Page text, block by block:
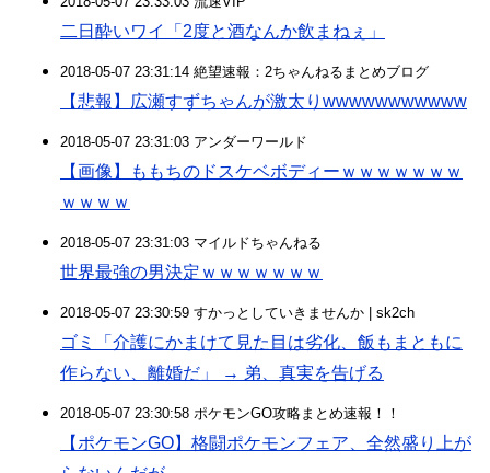
二日酔いワイ「2度と酒なんか飲まねぇ」
2018-05-07 23:31:14 絶望速報：2ちゃんねるまとめブログ
【悲報】広瀬すずちゃんが激太りwwwwwwwwwww
2018-05-07 23:31:03 アンダーワールド
【画像】ももちのドスケベボディーｗｗｗｗｗｗｗ
ｗｗｗｗ
2018-05-07 23:31:03 マイルドちゃんねる
世界最強の男決定ｗｗｗｗｗｗｗ
2018-05-07 23:30:59 すかっとしていきませんか | sk2ch
ゴミ「介護にかまけて見た目は劣化、飯もまともに
作らない、離婚だ」 → 弟、真実を告げる
2018-05-07 23:30:58 ポケモンGO攻略まとめ速報！！
【ポケモンGO】格闘ポケモンフェア、全然盛り上が